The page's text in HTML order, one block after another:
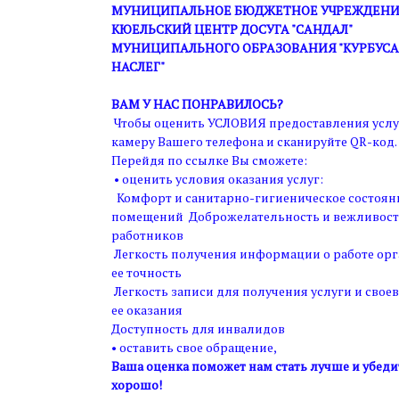
МУНИЦИПАЛЬНОЕ БЮДЖЕТНОЕ
КЮЕЛЬСКИЙ ЦЕНТР ДОСУГА "САНДАЛ"
МУНИЦИПАЛЬНОГО ОБРАЗОВАНИЯ
НАСЛЕГ"
ВАМ У НАС ПОНРАВИЛОСЬ?
Чтобы оценить УСЛОВИЯ предоставления
камеру Вашего телефона и сканируйте QR-код.
Перейдя по ссылке Вы сможете:
• оценить условия оказания услуг:
Комфорт и санитарно-гигиеническое
помещений Доброжелательность и
работников
Легкость получения информации о работе
ее точность
Легкость записи для получения услуги и
ее оказания
Доступность для инвалидов
• оставить свое обращение,
Ваша оценка поможет нам стать лучше и
хорошо!